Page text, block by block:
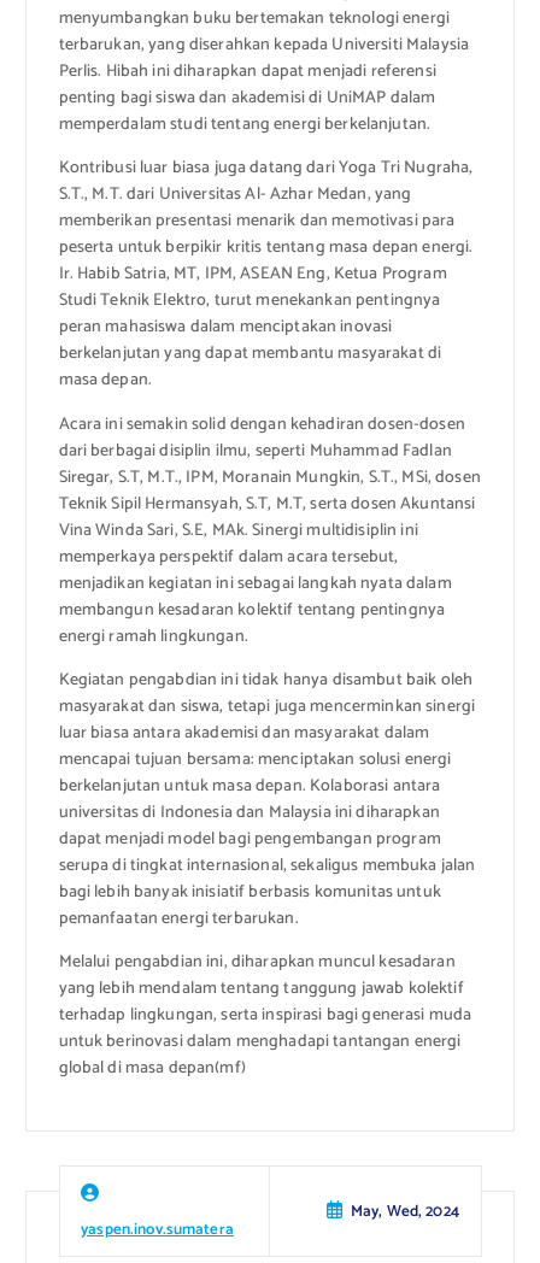
menyumbangkan buku bertemakan teknologi energi
terbarukan, yang diserahkan kepada Universiti Malaysia
Perlis. Hibah ini diharapkan dapat menjadi referensi
penting bagi siswa dan akademisi di UniMAP dalam
memperdalam studi tentang energi berkelanjutan.
Kontribusi luar biasa juga datang dari Yoga Tri Nugraha,
S.T., M.T. dari Universitas Al- Azhar Medan, yang
memberikan presentasi menarik dan memotivasi para
peserta untuk berpikir kritis tentang masa depan energi.
Ir. Habib Satria, MT, IPM, ASEAN Eng, Ketua Program
Studi Teknik Elektro, turut menekankan pentingnya
peran mahasiswa dalam menciptakan inovasi
berkelanjutan yang dapat membantu masyarakat di
masa depan.
Acara ini semakin solid dengan kehadiran dosen-dosen
dari berbagai disiplin ilmu, seperti Muhammad Fadlan
Siregar, S.T, M.T., IPM, Moranain Mungkin, S.T., MSi, dosen
Teknik Sipil Hermansyah, S.T, M.T, serta dosen Akuntansi
Vina Winda Sari, S.E, MAk. Sinergi multidisiplin ini
memperkaya perspektif dalam acara tersebut,
menjadikan kegiatan ini sebagai langkah nyata dalam
membangun kesadaran kolektif tentang pentingnya
energi ramah lingkungan.
Kegiatan pengabdian ini tidak hanya disambut baik oleh
masyarakat dan siswa, tetapi juga mencerminkan sinergi
luar biasa antara akademisi dan masyarakat dalam
mencapai tujuan bersama: menciptakan solusi energi
berkelanjutan untuk masa depan. Kolaborasi antara
universitas di Indonesia dan Malaysia ini diharapkan
dapat menjadi model bagi pengembangan program
serupa di tingkat internasional, sekaligus membuka jalan
bagi lebih banyak inisiatif berbasis komunitas untuk
pemanfaatan energi terbarukan.
Melalui pengabdian ini, diharapkan muncul kesadaran
yang lebih mendalam tentang tanggung jawab kolektif
terhadap lingkungan, serta inspirasi bagi generasi muda
untuk berinovasi dalam menghadapi tantangan energi
global di masa depan(mf)
yaspen.inov.sumatera
May, Wed, 2024